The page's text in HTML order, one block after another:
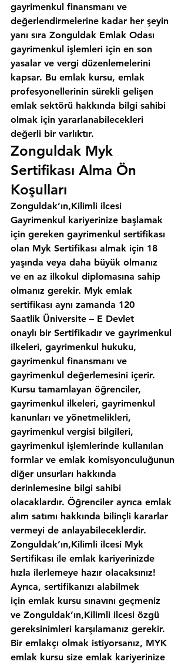
gayrimenkul finansmanı ve
değerlendirmelerine kadar her şeyin
yanı sıra Zonguldak Emlak Odası
gayrimenkul işlemleri için en son
yasalar ve vergi düzenlemelerini
kapsar. Bu emlak kursu, emlak
profesyonellerinin sürekli gelişen
emlak sektörü hakkında bilgi sahibi
olmak için yararlanabilecekleri
değerli bir varlıktır.
Zonguldak Myk
Sertifikası Alma Ön
Koşulları
Zonguldak’ın,Kilimli ilcesi
Gayrimenkul kariyerinize başlamak
için gereken gayrimenkul sertifikası
olan Myk Sertifikası almak için 18
yaşında veya daha büyük olmanız
ve en az ilkokul diplomasına sahip
olmanız gerekir. Myk emlak
sertifikası aynı zamanda 120
Saatlik Üniversite – E Devlet
onaylı bir Sertifikadır ve gayrimenkul
ilkeleri, gayrimenkul hukuku,
gayrimenkul finansmanı ve
gayrimenkul değerlemesini içerir.
Kursu tamamlayan öğrenciler,
gayrimenkul ilkeleri, gayrimenkul
kanunları ve yönetmelikleri,
gayrimenkul vergisi bilgileri,
gayrimenkul işlemlerinde kullanılan
formlar ve emlak komisyonculuğunun
diğer unsurları hakkında
derinlemesine bilgi sahibi
olacaklardır. Öğrenciler ayrıca emlak
alım satımı hakkında bilinçli kararlar
vermeyi de anlayabileceklerdir.
Zonguldak’ın,Kilimli ilcesi Myk
Sertifikası ile emlak kariyerinizde
hızla ilerlemeye hazır olacaksınız!
Ayrıca, sertifikanızı alabilmek
için emlak kursu sınavını geçmeniz
ve Zonguldak’ın,Kilimli ilcesi özgü
gereksinimleri karşılamanız gerekir.
Bir emlakçı olmak istiyorsanız, MYK
emlak kursu size emlak kariyerinize